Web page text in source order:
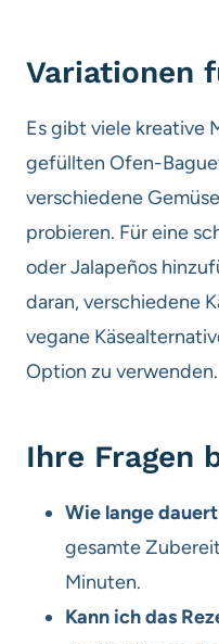
Variationen
Es gibt viele kreative
gefüllten Ofen-
verschiedene
probieren. Für eine
oder Jalapeños
daran, verschiedene
vegane
Option zu verwenden.
Ihre Fragen
Wie lange
gesamte
Minuten.
Kann ich das